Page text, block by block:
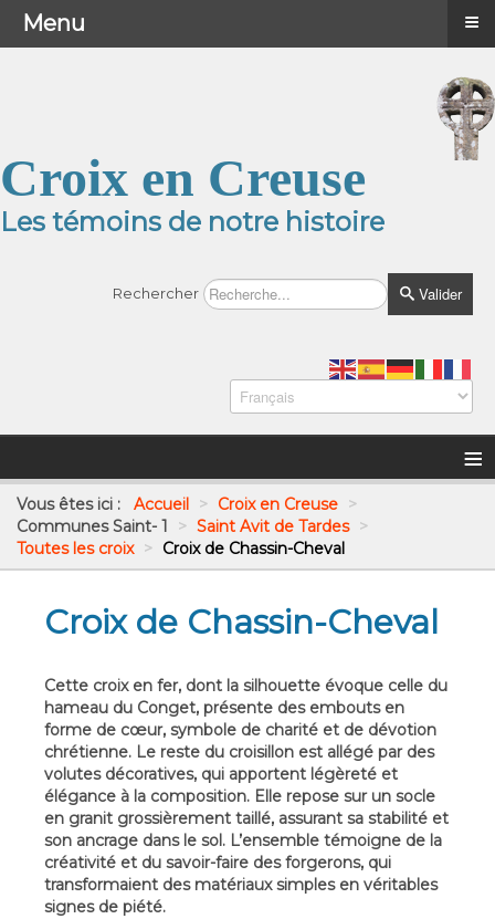
Croix en Creuse
Les témoins de notre histoire
Rechercher Valider
≡
Vous êtes ici : Accueil > Croix en Creuse >
Communes Saint- 1
> Saint Avit de Tardes >
Toutes les croix > Croix de Chassin-Cheval
Croix de Chassin-Cheval
Cette croix en fer, dont la silhouette évoque celle du
hameau du Conget, présente des embouts en
forme de cœur, symbole de charité et de dévotion
chrétienne. Le reste du croisillon est allégé par des
volutes décoratives, qui apportent légèreté et
élégance à la composition. Elle repose sur un socle
en granit grossièrement taillé, assurant sa stabilité et
son ancrage dans le sol. L’ensemble témoigne de la
créativité et du savoir-faire des forgerons, qui
transformaient des matériaux simples en véritables
signes de piété.
Menu ≡
Menu ≡